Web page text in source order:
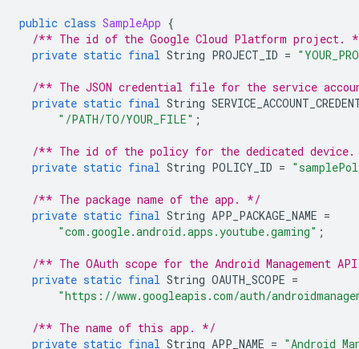
public class SampleApp {
/** The id of the Google Cloud Platform project.
private static final String PROJECT_ID =
/** The JSON credential file for the service
private static final String
"/PATH/TO/YOUR_FILE" ;
/** The id of the policy for the dedicated
private static final String POLICY_ID =
/** The package name of the app. */
private static final String APP_PACKAGE_NAME =
"com.google.android.apps.youtube.gaming" ;
/** The OAuth scope for the Android Management
private static final String OAUTH_SCOPE =
"https://www.googleapis.com/auth/
/** The name of this app. */
private static final String APP_NAME = "Android